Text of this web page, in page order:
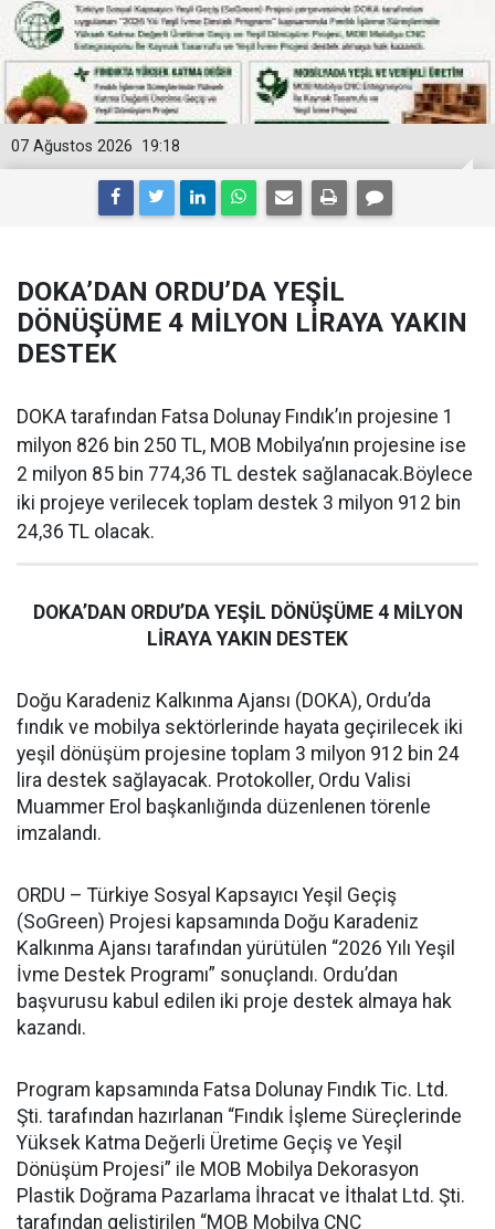
19:18
07 Ağustos 2026
DOKA’DAN ORDU’DA YEŞİL
DÖNÜŞÜME 4 MİLYON LİRAYA YAKIN
DESTEK
DOKA tarafından Fatsa Dolunay Fındık’ın projesine 1
milyon 826 bin 250 TL, MOB Mobilya’nın projesine ise
2 milyon 85 bin 774,36 TL destek sağlanacak.Böylece
iki projeye verilecek toplam destek 3 milyon 912 bin
24,36 TL olacak.
DOKA’DAN ORDU’DA YEŞİL DÖNÜŞÜME 4 MİLYON
LİRAYA YAKIN DESTEK
Doğu Karadeniz Kalkınma Ajansı (DOKA), Ordu’da
fındık ve mobilya sektörlerinde hayata geçirilecek iki
yeşil dönüşüm projesine toplam 3 milyon 912 bin 24
lira destek sağlayacak. Protokoller, Ordu Valisi
Muammer Erol başkanlığında düzenlenen törenle
imzalandı.
ORDU – Türkiye Sosyal Kapsayıcı Yeşil Geçiş
(SoGreen) Projesi kapsamında Doğu Karadeniz
Kalkınma Ajansı tarafından yürütülen “2026 Yılı Yeşil
İvme Destek Programı” sonuçlandı. Ordu’dan
başvurusu kabul edilen iki proje destek almaya hak
kazandı.
Program kapsamında Fatsa Dolunay Fındık Tic. Ltd.
Şti. tarafından hazırlanan “Fındık İşleme Süreçlerinde
Yüksek Katma Değerli Üretime Geçiş ve Yeşil
Dönüşüm Projesi” ile MOB Mobilya Dekorasyon
Plastik Doğrama Pazarlama İhracat ve İthalat Ltd. Şti.
tarafından geliştirilen “MOB Mobilya CNC